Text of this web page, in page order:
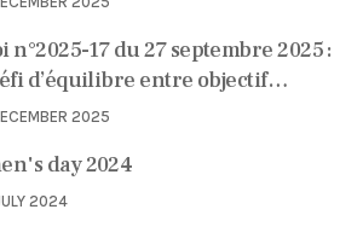
n°2025-17 du 27 septembre 2025 :
d’équilibre entre objectif
justice fiscale et
2025
day 2024
2024